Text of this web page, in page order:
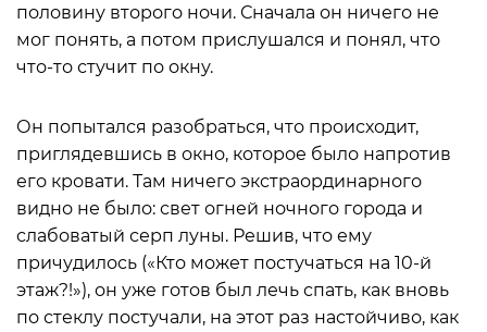
половину второго ночи. Сначала он ничего не
мог понять, а потом прислушался и понял, что
что-то стучит по окну.
Он попытался разобраться, что происходит,
приглядевшись в окно, которое было напротив
его кровати. Там ничего экстраординарного
видно не было: свет огней ночного города и
слабоватый серп луны. Решив, что ему
причудилось («Кто может постучаться на 10-й
этаж?!»), он уже готов был лечь спать, как вновь
по стеклу постучали, на этот раз настойчиво, как